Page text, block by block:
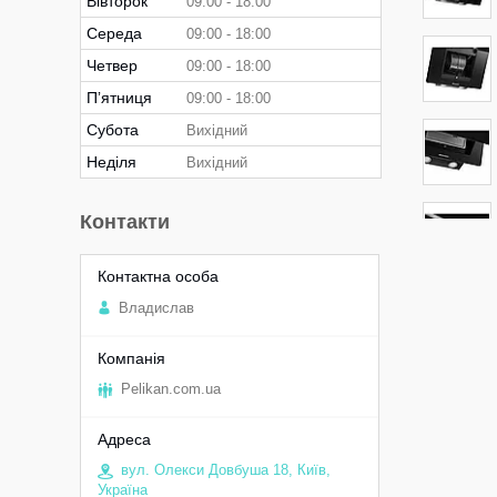
Середа 09:00 18:00
Четвер 09:00 18:00
Пʼятниця 09:00 18:00
Субота Вихідний
Неділя Вихідний
Контакти
Владислав
Pelikan.com.ua
вул. Олекси Довбуша 18, Київ,
Україна